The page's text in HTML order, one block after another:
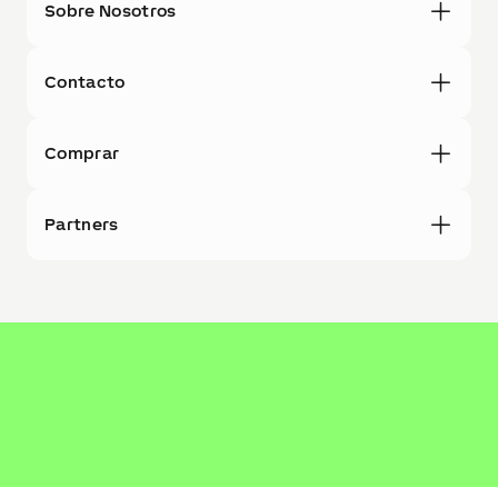
Sobre Nosotros
Contacto
Comprar
Partners